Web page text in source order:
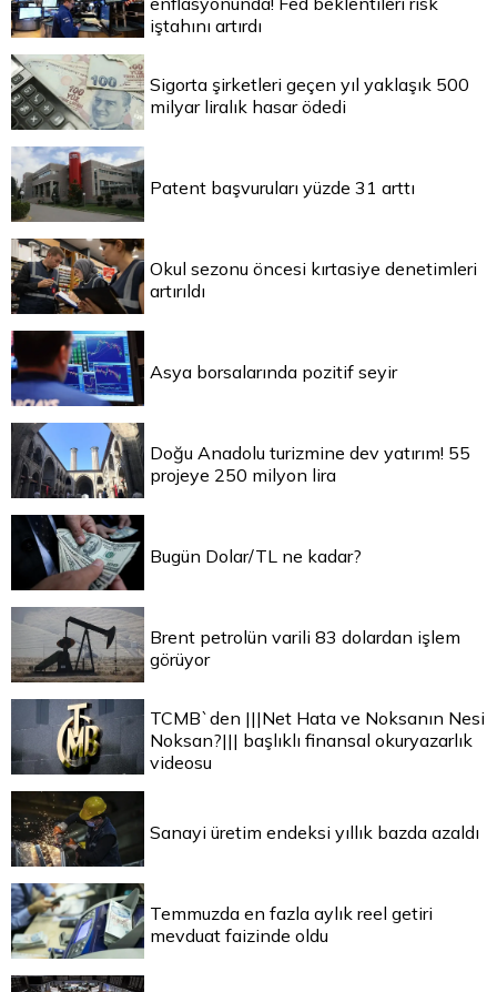
iştahını artırdı
Sigorta şirketleri geçen yıl yaklaşık 500
milyar liralık hasar ödedi
Patent başvuruları yüzde 31 arttı
Okul sezonu öncesi kırtasiye denetimleri
artırıldı
Asya borsalarında pozitif seyir
Doğu Anadolu turizmine dev yatırım! 55
projeye 250 milyon lira
Bugün Dolar/TL ne kadar?
Brent petrolün varili 83 dolardan işlem
görüyor
TCMB`den |||Net Hata ve Noksanın Nesi
Noksan?||| başlıklı finansal okuryazarlık
videosu
Sanayi üretim endeksi yıllık bazda azaldı
Temmuzda en fazla aylık reel getiri
mevduat faizinde oldu